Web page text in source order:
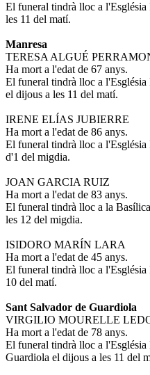
El funeral tindrà lloc a
les 11 del matí.
Manresa
TERESA ALGUÉ
Ha mort a l'edat de 67 anys.
El funeral tindrà lloc a
el dijous a les 11 del matí.
IRENE ELÍAS JUBIERRE
Ha mort a l'edat de 86 anys.
El funeral tindrà lloc a
d'1 del migdia.
JOAN GARCIA RUIZ
Ha mort a l'edat de 83 anys.
El funeral tindrà lloc a la
les 12 del migdia.
ISIDORO MARÍN LARA
Ha mort a l'edat de 45 anys.
El funeral tindrà lloc a
10 del matí.
Sant Salvador de Guardiola
VIRGILIO MOURELLE
Ha mort a l'edat de 78 anys.
El funeral tindrà lloc a l'Església
Guardiola el dijous a les 11 del